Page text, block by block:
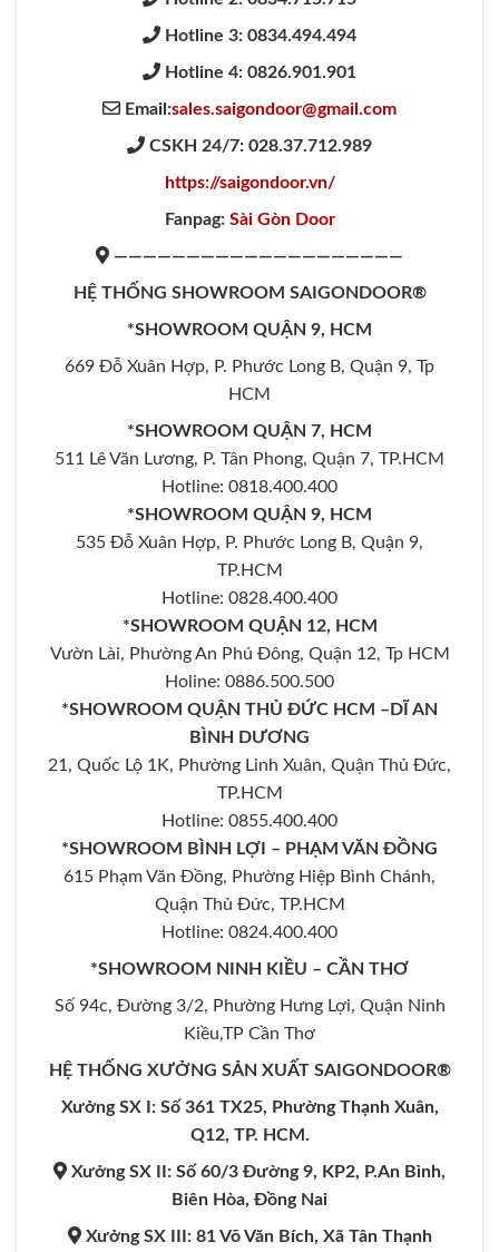
Hotline 3: 0834.494.494
Hotline 4: 0826.901.901
Email:sales.saigondoor@gmail.com
CSKH 24/7: 028.37.712.989
https://saigondoor.vn/
Fanpag: Sài Gòn Door
————————————————————
HỆ THỐNG SHOWROOM SAIGONDOOR®
*SHOWROOM QUẬN 9, HCM
669 Đỗ Xuân Hợp, P. Phước Long B, Quận 9, Tp
HCM
*SHOWROOM QUẬN 7, HCM
511 Lê Văn Lương, P. Tân Phong, Quận 7, TP.HCM
Hotline: 0818.400.400
*SHOWROOM QUẬN 9, HCM
535 Đỗ Xuân Hợp, P. Phước Long B, Quận 9,
TP.HCM
Hotline: 0828.400.400
*SHOWROOM QUẬN 12, HCM
Vườn Lài, Phường An Phú Đông, Quận 12, Tp HCM
Holine: 0886.500.500
*SHOWROOM QUẬN THỦ ĐỨC HCM –DĨ AN
BÌNH DƯƠNG
21, Quốc Lộ 1K, Phường Linh Xuân, Quận Thủ Đức,
TP.HCM
Hotline: 0855.400.400
*SHOWROOM BÌNH LỢI – PHẠM VĂN ĐỒNG
615 Phạm Văn Đồng, Phường Hiệp Bình Chánh,
Quận Thủ Đức, TP.HCM
Hotline: 0824.400.400
*SHOWROOM NINH KIỀU – CẦN THƠ
Số 94c, Đường 3/2, Phường Hưng Lợi, Quận Ninh
Kiều,TP Cần Thơ
HỆ THỐNG XƯỞNG SẢN XUẤT SAIGONDOOR®
Xưởng SX I: Số 361 TX25, Phường Thạnh Xuân,
Q12, TP. HCM.
Xưởng SX II: Số 60/3 Đường 9, KP2, P.An Bình,
Biên Hòa, Đồng Nai
Xưởng SX III: 81 Võ Văn Bích, Xã Tân Thạnh